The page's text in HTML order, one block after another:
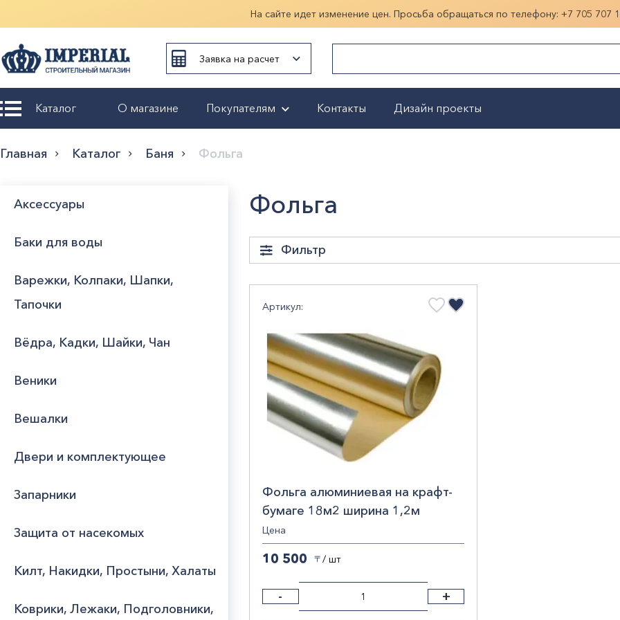
На сайте идет изменение цен. Просьба обращаться по телефону: +7 705 707
Заявка на расчет
Показать больше
Каталог О магазине Покупателям
обмен
Гарантия
доставка
Юридическим
задаваемые
Контакты Дизайн проекты
Главная Каталог Баня Фольга
Аксессуары
Баки для воды
Варежки, Колпаки, Шапки,
Тапочки
Вёдра, Кадки, Шайки, Чан
Веники
Вешалки
Двери и комплектующее
Запарники
Защита от насекомых
Килт, Накидки, Простыни, Халаты
Коврики, Лежаки, Подголовники,
Фольга
Фильтр
СтранаПроисхождения
РОССИЯ
Показать результаты
Артикул:
Фольга алюминиевая на крафт-
бумаге 18м2 ширина 1,2м
Фольтекс ФК
Цена
10 500 〒 / шт
- +